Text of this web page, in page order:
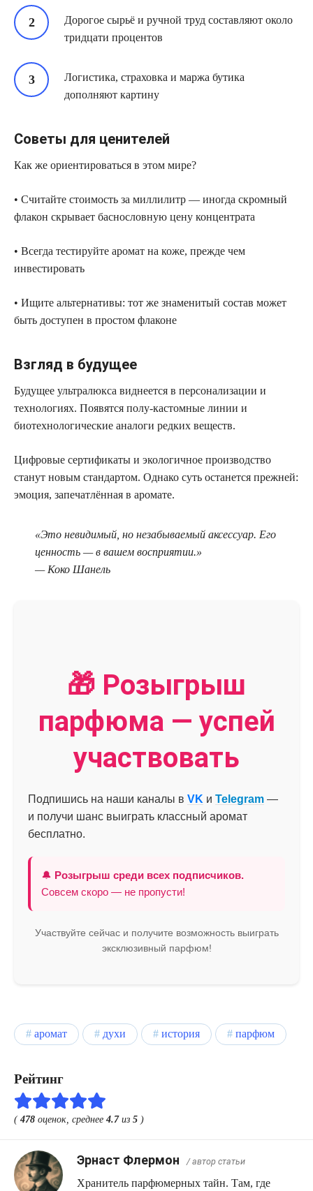
Дорогое сырьё и ручной труд составляют около
тридцати процентов
Логистика, страховка и маржа бутика
дополняют картину
Советы для ценителей
Как же ориентироваться в этом мире?
• Считайте стоимость за миллилитр — иногда скромный
флакон скрывает баснословную цену концентрата
• Всегда тестируйте аромат на коже, прежде чем
инвестировать
• Ищите альтернативы: тот же знаменитый состав может
быть доступен в простом флаконе
Взгляд в будущее
Будущее ультралюкса виднеется в персонализации и
технологиях. Появятся полу-кастомные линии и
биотехнологические аналоги редких веществ.
Цифровые сертификаты и экологичное производство
станут новым стандартом. Однако суть останется прежней:
эмоция, запечатлённая в аромате.
«Это невидимый, но незабываемый аксессуар. Его
ценность — в вашем восприятии.»
— Коко Шанель
🎁 Розыгрыш
парфюма — успей
участвовать
Подпишись на наши каналы в VK и Telegram —
и получи шанс выиграть классный аромат
бесплатно.
🔔 Розыгрыш среди всех подписчиков.
Совсем скоро — не пропусти!
Участвуйте сейчас и получите возможность выиграть
эксклюзивный парфюм!
аромат духи история парфюм
Рейтинг
(478 оценок, среднее 4.7из 5 )
Эрнаст Флермон / автор статьи
Хранитель парфюмерных тайн. Там, где